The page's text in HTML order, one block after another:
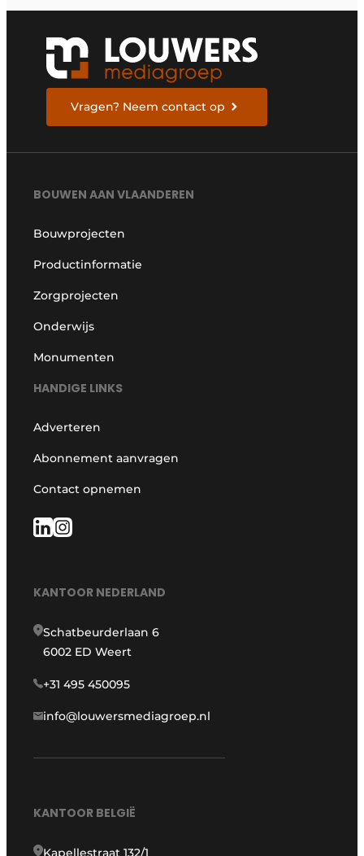
Vragen? Neem contact op
BOUWEN AAN VLAANDEREN
Bouwprojecten
Productinformatie
Zorgprojecten
Onderwijs
Monumenten
HANDIGE LINKS
Adverteren
Abonnement aanvragen
Contact opnemen
KANTOOR NEDERLAND
Schatbeurderlaan 6
6002 ED Weert
+31 495 450095
info@louwersmediagroep.nl
KANTOOR BELGIË
Kapellestraat 132/1